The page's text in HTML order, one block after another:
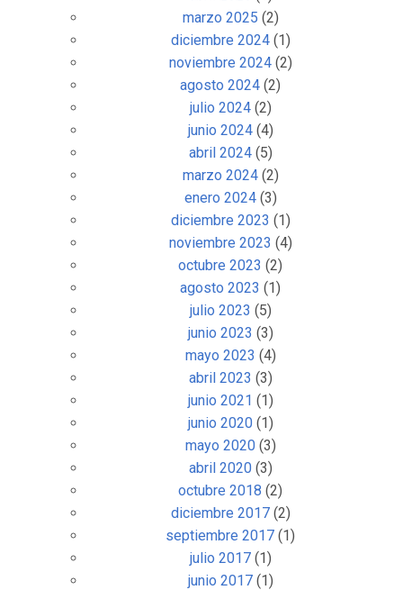
marzo 2025 (2)
diciembre 2024(1)
noviembre 2024(2)
agosto 2024 (2)
julio 2024(2)
junio 2024(4)
abril 2024(5)
marzo 2024(2)
enero 2024(3)
diciembre 2023 (1)
noviembre 2023 (4)
octubre 2023 (2)
agosto 2023 (1)
julio 2023 (5)
junio 2023 (3)
mayo 2023 (4)
abril 2023 (3)
junio 2021 (1)
junio 2020(1)
mayo 2020(3)
abril 2020(3)
octubre 2018 (2)
diciembre 2017(2)
septiembre 2017 (1)
julio 2017(1)
junio 2017(1)